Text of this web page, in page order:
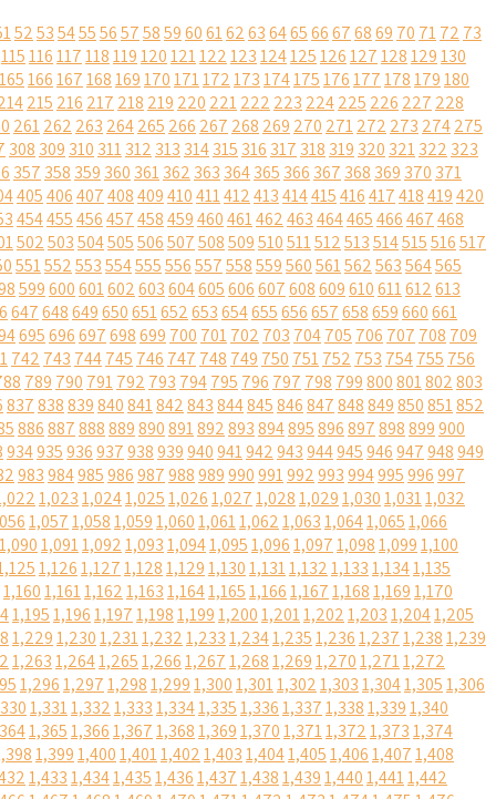
525354555657585960616263646566676869 70 7172 73
115116117118119120121122123124125126127128129130
165166167168169170171172173174175176177178179180
215 216 217 218 219 220 221222 223 224225 226 227 228
261262 263 264265 266 267 268 269 270 271272 273 274275
308 309 310 311312 313 314315 316 317 318 319 320 321322 323
357 358 359 360 361362 363 364365 366 367 368 369 370 371
405406407408409410411412413414415416417418419420
454455456457458459460461462463464465466467468
502503504505506507508509510511512513514515516517
551552553554555556557558559560561562563564565
599600601602603604605606607608609610611612613
647648649650651652653654655656657658659660661
695696697698699 700 701702 703 704705 706 707 708 709
742 743 744745 746 747 748 749 750 751752 753 754755 756
789 790 791792 793 794795 796 797 798 799800801802803
837838839840841842843844845846847848849850851852
886887888889890891892893894895896897898899900
934935936937938939940941942943944945946947948949
983984985986987988989990991992993994995996997
1,0231,0241,0251,0261,0271,0281,0291,0301,0311,032
1,0571,0581,0591,0601,0611,0621,0631,0641,0651,066
1,0901,0911,0921,0931,0941,0951,0961,0971,0981,0991,100
1,1261,1271,1281,1291,1301,1311,1321,1331,1341,135
1,1601,1611,1621,1631,1641,1651,1661,1671,1681,1691,170
1,1951,1961,1971,1981,1991,2001,2011,2021,2031,2041,205
1,2291,2301,2311,2321,2331,2341,2351,2361,2371,2381,239
1,2631,2641,2651,2661,2671,2681,2691,2701,2711,272
1,2961,2971,2981,2991,3001,3011,3021,3031,3041,3051,306
1,3311,3321,3331,3341,3351,3361,3371,3381,3391,340
1,3651,3661,3671,3681,3691,3701,3711,3721,3731,374
1,3991,4001,4011,4021,4031,4041,4051,4061,4071,408
1,4331,4341,4351,4361,4371,4381,4391,4401,4411,442